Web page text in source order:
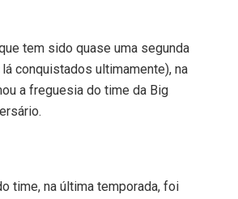
tem sido quase uma segunda
conquistados ultimamente), na
a freguesia do time da Big
time, na última temporada, foi